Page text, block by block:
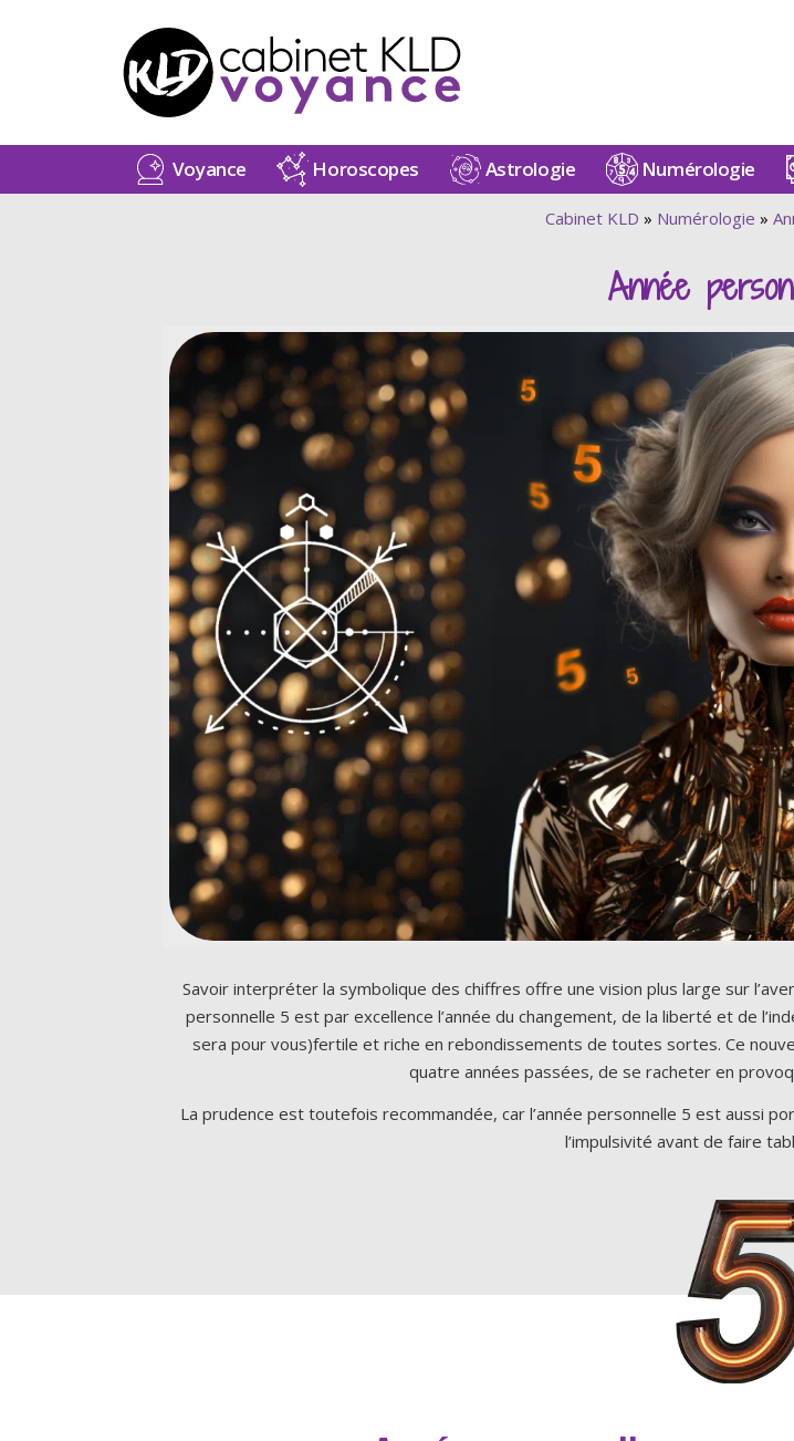
Voyance Horoscopes Astrologie Numérologie
Cabinet KLD » Numérologie »
Année
Savoir interpréter la symbolique des chiffres offre une vision plus large sur
personnelle 5 est par excellence l’année du changement, de la liberté et de
sera pour vous)fertile et riche en rebondissements de toutes sortes. Ce
quatre années passées, de se racheter en
La prudence est toutefois recommandée, car l’année personnelle 5 est aussi
l’impulsivité avant de faire